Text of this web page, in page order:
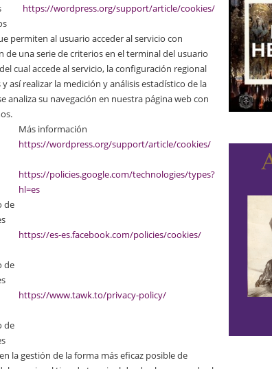
https://wordpress.org/support/article/cookies/
permiten al usuario acceder al servicio con
una serie de criterios en el terminal del usuario
cual accede al servicio, la configuración regional
así realizar la medición y análisis estadístico de la
analiza su navegación en nuestra página web con
Más información
https://wordpress.org/support/article/cookies/
de
https://policies.google.com/technologies/types?
hl=es
de
https://es-es.facebook.com/policies/cookies/
de
https://www.tawk.to/privacy-policy/
la gestión de la forma más eficaz posible de